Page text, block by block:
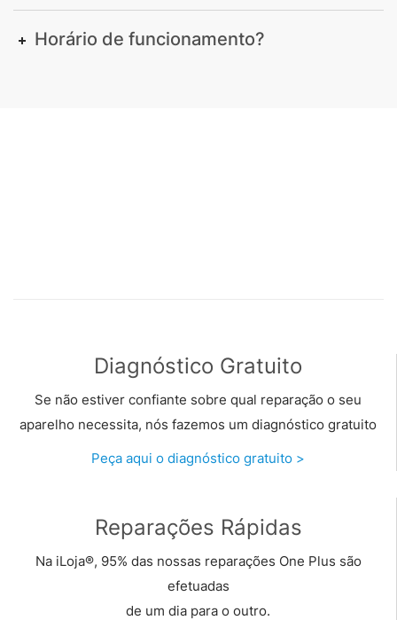
Horário de funcionamento?
Diagnóstico Gratuito
Se não estiver confiante sobre qual reparação o seu
aparelho necessita, nós fazemos um diagnóstico gratuito
Peça aqui o diagnóstico gratuito >
Reparações Rápidas
Na iLoja®, 95% das nossas reparações One Plus são
efetuadas
de um dia para o outro.